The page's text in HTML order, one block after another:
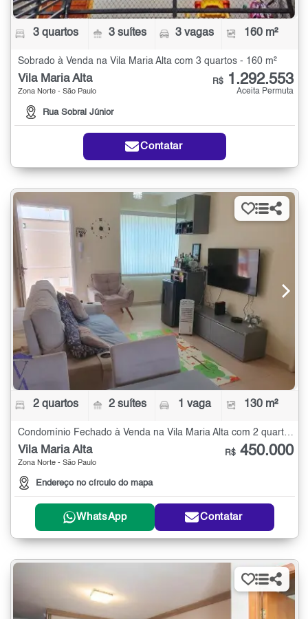
3 quartos 3 suítes 3 vagas 160 m²
Sobrado à Venda na Vila Maria Alta com 3 quartos - 160 m²
Vila Maria Alta
Zona Norte - São Paulo
Rua Sobral Júnior
R$ 1.292.553
Aceita Permuta
Contatar
2 quartos 2 suítes 1 vaga 130 m²
Vila Maria Alta
Zona Norte - São Paulo
Endereço no círculo do mapa
R$ 450.000
WhatsApp Contatar